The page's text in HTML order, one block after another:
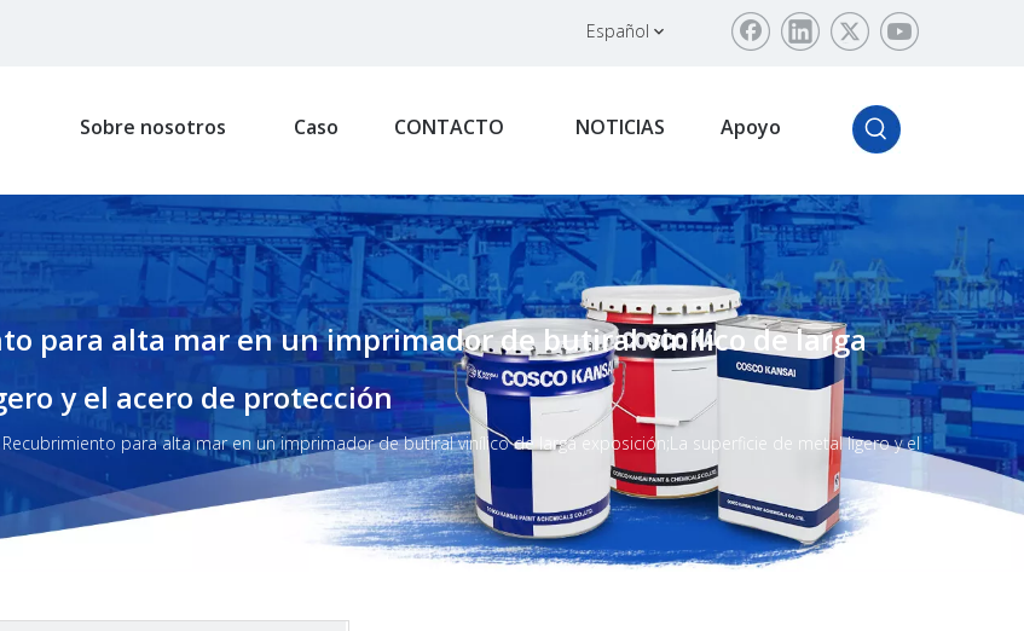
Español
Sobre nosotros Caso CONTACTO NOTICIAS Apoyo
para alta mar en un imprimador de butiral vinílico de larga
y el acero de protección
para alta mar en un imprimador de butiral vinílico de larga exposición;La superficie de metal ligero y el